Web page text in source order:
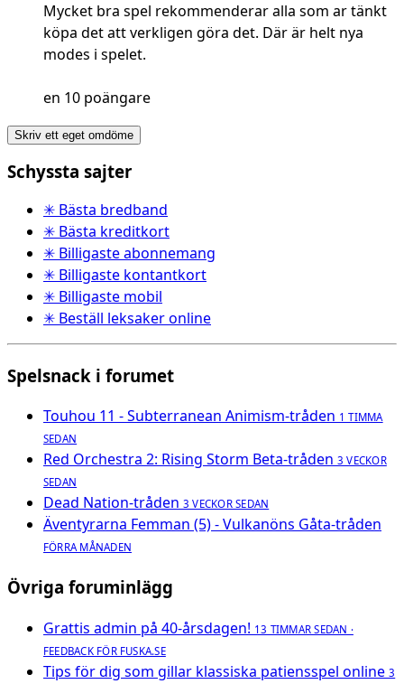
Mycket bra spel rekommenderar alla som ar tänkt
köpa det att verkligen göra det. Där är helt nya
modes i spelet.
en 10 poängare
Skriv ett eget omdöme
Schyssta sajter
✳ Bästa bredband
✳ Bästa kreditkort
✳ Billigaste abonnemang
✳ Billigaste kontantkort
✳ Billigaste mobil
✳ Beställ leksaker online
Spelsnack i forumet
Touhou 11 - Subterranean Animism-tråden 1 TIMMA
SEDAN
Red Orchestra 2: Rising Storm Beta-tråden 3 VECKOR
SEDAN
Dead Nation-tråden 3 VECKOR SEDAN
Äventyrarna Femman (5) - Vulkanöns Gåta-tråden
FÖRRA MÅNADEN
Övriga foruminlägg
Grattis admin på 40-årsdagen! 13 TIMMAR SEDAN ·
FEEDBACK FÖR FUSKA.SE
Tips för dig som gillar klassiska patiensspel online 3